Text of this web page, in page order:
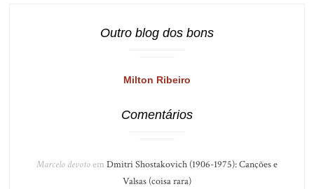
Outro blog dos bons
Milton Ribeiro
Comentários
Marcelo devotoem Dmitri Shostakovich (1906-1975): Canções e
Valsas (coisa rara)